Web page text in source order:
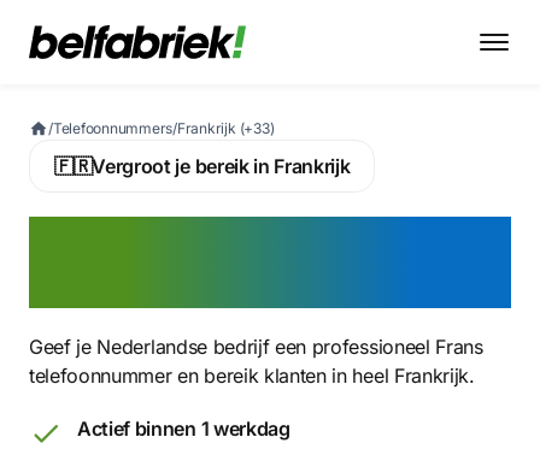
/Telefoonnummers/Frankrijk (+33)
🇫🇷Vergroot je bereik in Frankrijk
Geef je Nederlandse bedrijf een professioneel Frans
telefoonnummer en bereik klanten in heel Frankrijk.
Actief binnen 1 werkdag